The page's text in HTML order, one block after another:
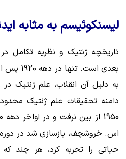
لیسنکوئیسم به مثابه
تاریخچه ژنتیک و نظریه تکامل
بعدی
به دلیل آن انقلاب، علم ژنتیک
دامنه تحقیقات علم ژنتیک
اس. خروشچف، بازسازی شد در
حیاتی را تجربه کرد، هر چند